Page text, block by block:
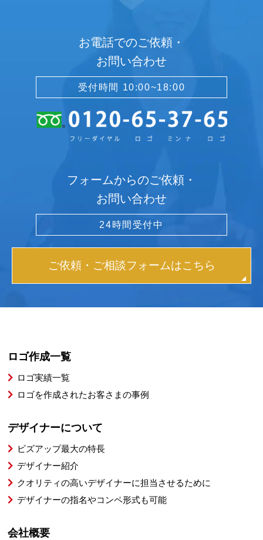
お電話でのご依頼・
お問い合わせ
受付時間 10:00~18:00
フォームからのご依頼・
お問い合わせ
24時間受付中
ご依頼・ご相談フォームはこちら
ロゴ作成一覧
ロゴ実績一覧
ロゴを作成されたお客さまの事例
デザイナーについて
ビズアップ最大の特長
デザイナー紹介
クオリティの高いデザイナーに担当させるために
デザイナーの指名やコンペ形式も可能
会社概要